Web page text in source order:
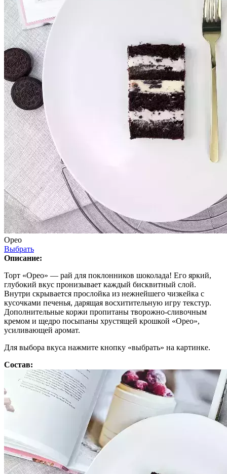
Орео
Выбрать
Описание:
Торт «Орео» — рай для поклонников шоколада! Его яркий,
глубокий вкус пронизывает каждый бисквитный слой.
Внутри скрывается прослойка из нежнейшего чизкейка с
кусочками печенья, дарящая восхитительную игру текстур.
Дополнительные коржи пропитаны творожно-сливочным
кремом и щедро посыпаны хрустящей крошкой «Орео»,
усиливающей аромат.
Для выбора вкуса нажмите кнопку «выбрать» на картинке.
Состав: